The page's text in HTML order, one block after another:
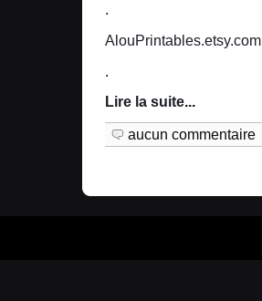
.
AlouPrintables.etsy.com
.
Lire la suite...
aucun commentaire